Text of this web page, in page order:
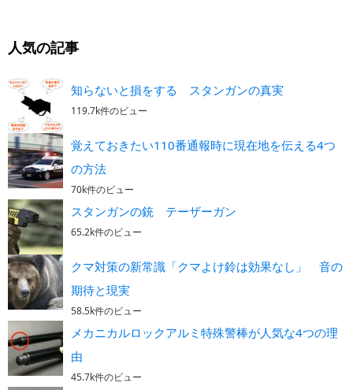
人気の記事
知らないと損をする スタンガンの真実
119.7k件のビュー
覚えておきたい110番通報時に現在地を伝える4つ
の方法
70k件のビュー
スタンガンの銃 テーザーガン
65.2k件のビュー
クマ対策の新常識「クマよけ鈴は効果なし」 音の
期待と現実
58.5k件のビュー
メカニカルロックアルミ特殊警棒が人気な4つの理
由
45.7k件のビュー